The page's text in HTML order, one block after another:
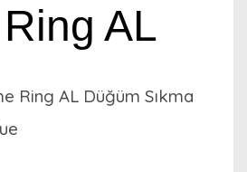
AL
Ring AL Düğüm Sıkma